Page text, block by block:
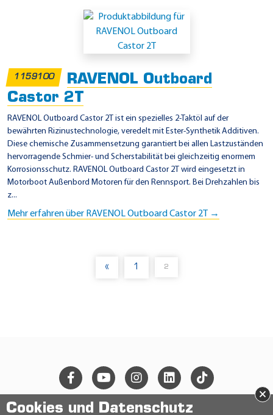
1159100
RAVENOL Outboard
Castor 2T
RAVENOL Outboard Castor 2T ist ein spezielles 2-Taktöl auf der
bewährten Rizinustechnologie, veredelt mit Ester-Synthetik Additiven.
Diese chemische Zusammensetzung garantiert bei allen Lastzuständen
hervorragende Schmier- und Scherstabilität bei gleichzeitig enormem
Korrosionsschutz. RAVENOL Outboard Castor 2T wird eingesetzt in
Motorboot Außenbord Motoren für den Rennsport. Bei Drehzahlen bis
z...
Mehr erfahren über RAVENOL Outboard Castor 2T →
« 1 2
Cookies und Datenschutz
×